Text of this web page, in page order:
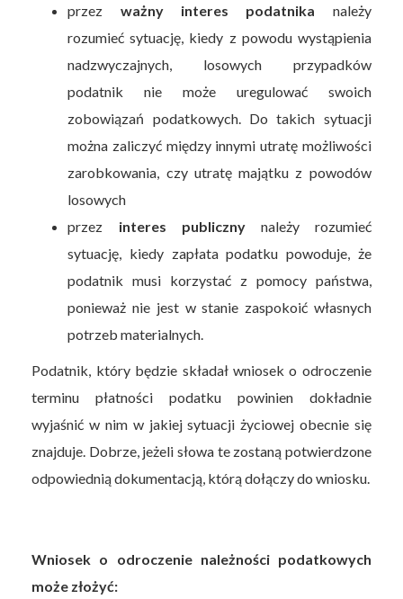
przez ważny interes podatnika należy
rozumieć sytuację, kiedy z powodu wystąpienia
nadzwyczajnych, losowych przypadków
podatnik nie może uregulować swoich
zobowiązań podatkowych. Do takich sytuacji
można zaliczyć między innymi utratę możliwości
zarobkowania, czy utratę majątku z powodów
losowych
przez interes publicznynależy rozumieć
sytuację, kiedy zapłata podatku powoduje, że
podatnik musi korzystać z pomocy państwa,
ponieważ nie jest w stanie zaspokoić własnych
potrzeb materialnych.
Podatnik, który będzie składał wniosek o odroczenie
terminu płatności podatku powinien dokładnie
wyjaśnić w nim w jakiej sytuacji życiowej obecnie się
znajduje. Dobrze, jeżeli słowa te zostaną potwierdzone
odpowiednią dokumentacją, którą dołączy do wniosku.
Wniosek o odroczenie należności podatkowych
może złożyć: